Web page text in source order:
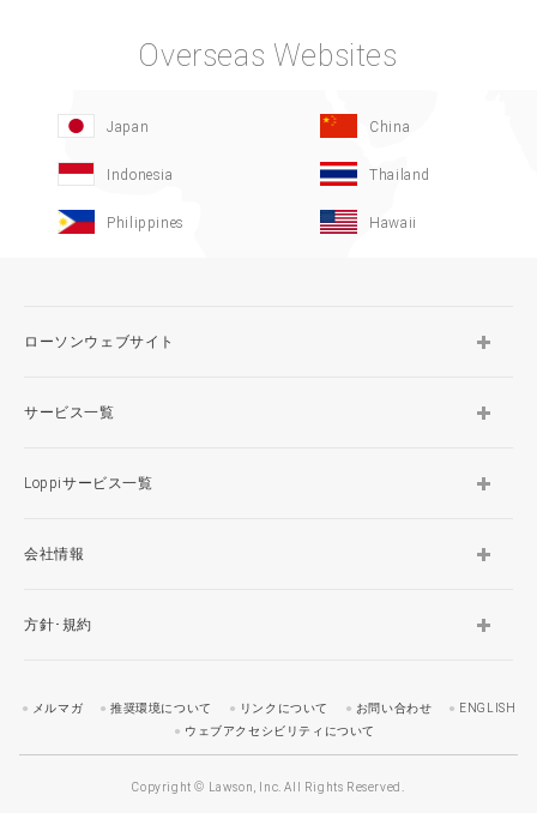
Overseas Websites
Japan China
Indonesia Thailand
Philippines Hawaii
ローソンウェブサイト
サービス一覧
Loppiサービス一覧
会社情報
方針･規約
メルマガ 推奨環境について リンクについて お問い合わせ
ENGLISH
ウェブアクセシビリティについて
Copyright © Lawson, Inc. All Rights Reserved.